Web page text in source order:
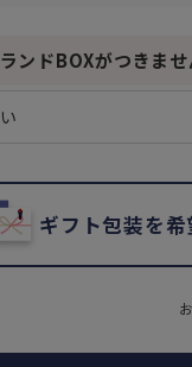
ンドBOXがつきませ
ギフト包装を希